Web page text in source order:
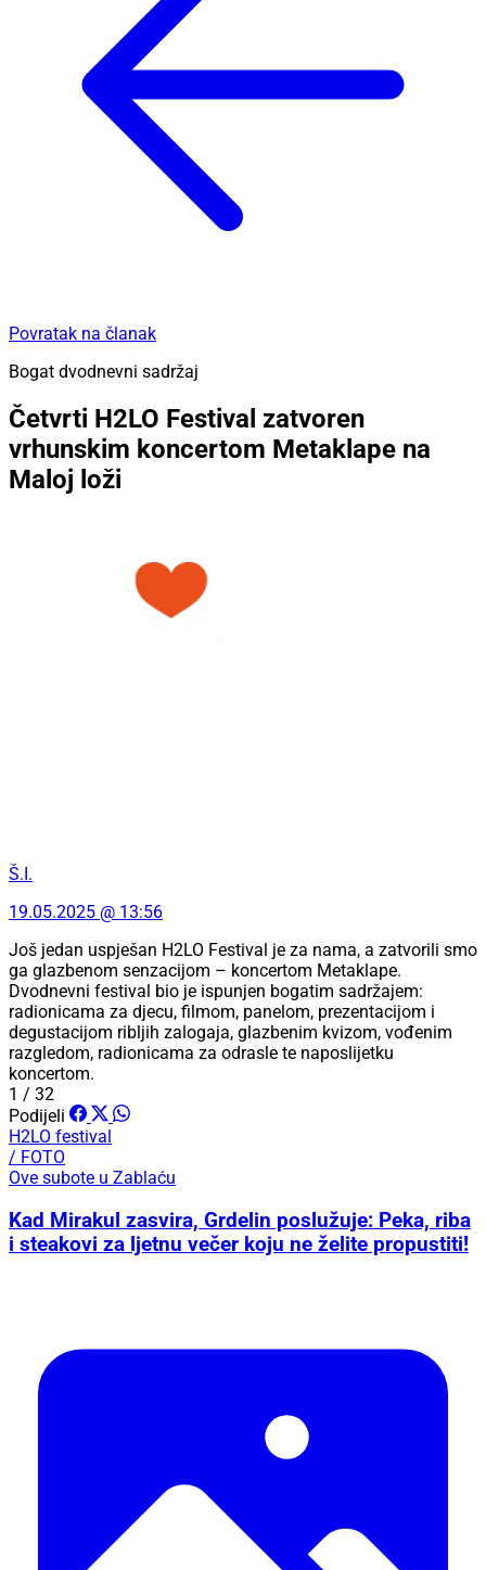
Povratak na članak
Bogat dvodnevni sadržaj
Četvrti H2LO Festival zatvoren
vrhunskim koncertom Metaklape na
Maloj loži
Š.I.
19.05.2025 @ 13:56
Još jedan uspješan H2LO Festival je za nama, a zatvorili smo
ga glazbenom senzacijom – koncertom Metaklape.
Dvodnevni festival bio je ispunjen bogatim sadržajem:
radionicama za djecu, filmom, panelom, prezentacijom i
degustacijom ribljih zalogaja, glazbenim kvizom, vođenim
razgledom, radionicama za odrasle te naposlijetku
koncertom.
1 / 32
Podijeli
H2LO festival
/ FOTO
Ove subote u Zablaću
Kad Mirakul zasvira, Grdelin poslužuje: Peka, riba
i steakovi za ljetnu večer koju ne želite propustiti!